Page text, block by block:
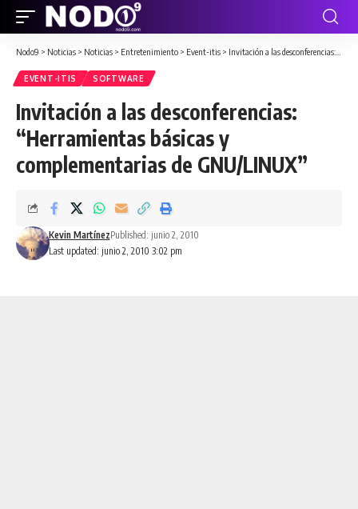
Nodo9 > Noticias > Noticias > Entretenimiento > Event-itis > Invitación a las desconferencias: “Herramientas básicas y complementarias de GNU/LINUX”
EVENT-ITIS SOFTWARE
Invitación a las desconferencias:
“Herramientas básicas y
complementarias de GNU/LINUX”
Last updated: junio 2, 2010 3:02 pm
Kevin MartínezPublished: junio 2, 2010